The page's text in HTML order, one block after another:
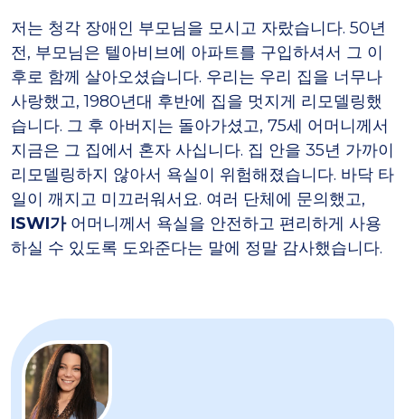
저는 청각 장애인 부모님을 모시고 자랐습니다. 50년
전, 부모님은 텔아비브에 아파트를 구입하셔서 그 이
후로 함께 살아오셨습니다. 우리는 우리 집을 너무나
사랑했고, 1980년대 후반에 집을 멋지게 리모델링했
습니다. 그 후 아버지는 돌아가셨고, 75세 어머니께서
지금은 그 집에서 혼자 사십니다. 집 안을 35년 가까이
리모델링하지 않아서 욕실이 위험해졌습니다. 바닥 타
일이 깨지고 미끄러워서요. 여러 단체에 문의했고,
ISWI가 어머니께서 욕실을 안전하고 편리하게 사용
하실 수 있도록 도와준다는 말에 정말 감사했습니다.